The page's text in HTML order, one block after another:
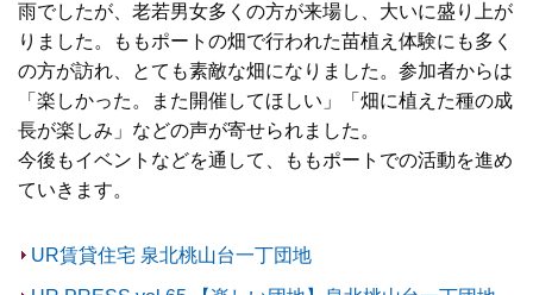
雨でしたが、老若男女多くの方が来場し、大いに盛り上が
りました。ももポートの畑で行われた苗植え体験にも多く
の方が訪れ、とても素敵な畑になりました。参加者からは
「楽しかった。また開催してほしい」「畑に植えた種の成
長が楽しみ」などの声が寄せられました。
今後もイベントなどを通して、ももポートでの活動を進め
ていきます。
UR賃貸住宅 泉北桃山台一丁団地